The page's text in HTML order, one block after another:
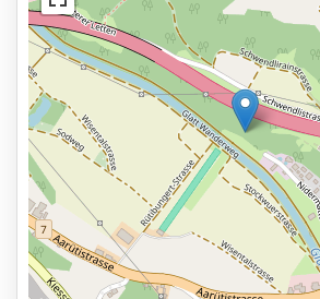
Geöffnet von 03:00 bis 00:00
Reservieren im Voraus
17,3km zur Abflughalle
Parkmöglichkeiten
Shuttle Parken
Valet Parken
Park & Walk